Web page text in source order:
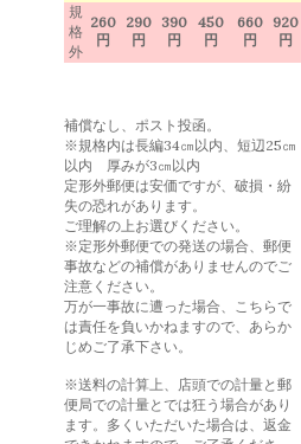
規
格
外
260
円
290
円
390
円
450
円
660
円
920
円
補償なし、ポスト投函。
※規格内は長編34㎝以内、短辺25㎝
以内 厚みが3㎝以内
定形外郵便は安価ですが、破損・紛
失の恐れがあります。
ご理解の上お選びください。
※定形外郵便での発送の場合、郵便
事故などの補償がありませんのでご
注意ください。
万が一事故に遭った場合、こちらで
は責任を負いかねますので、あらか
じめご了承下さい。
※送料の計算上、店頭での計量と郵
便局での計量とでは狂う場合があり
ます。多くいただいた場合は、返金